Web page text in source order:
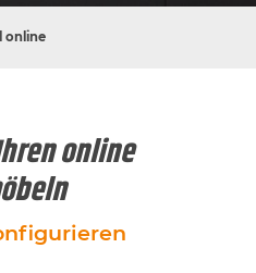
online
online